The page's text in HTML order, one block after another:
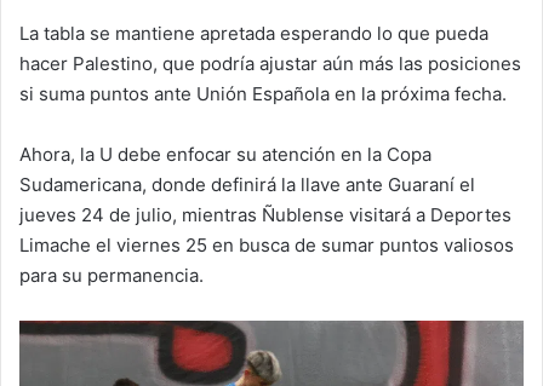
La tabla se mantiene apretada esperando lo que pueda
hacer Palestino, que podría ajustar aún más las posiciones
si suma puntos ante Unión Española en la próxima fecha.
Ahora, la U debe enfocar su atención en la Copa
Sudamericana, donde definirá la llave ante Guaraní el
jueves 24 de julio, mientras Ñublense visitará a Deportes
Limache el viernes 25 en busca de sumar puntos valiosos
para su permanencia.